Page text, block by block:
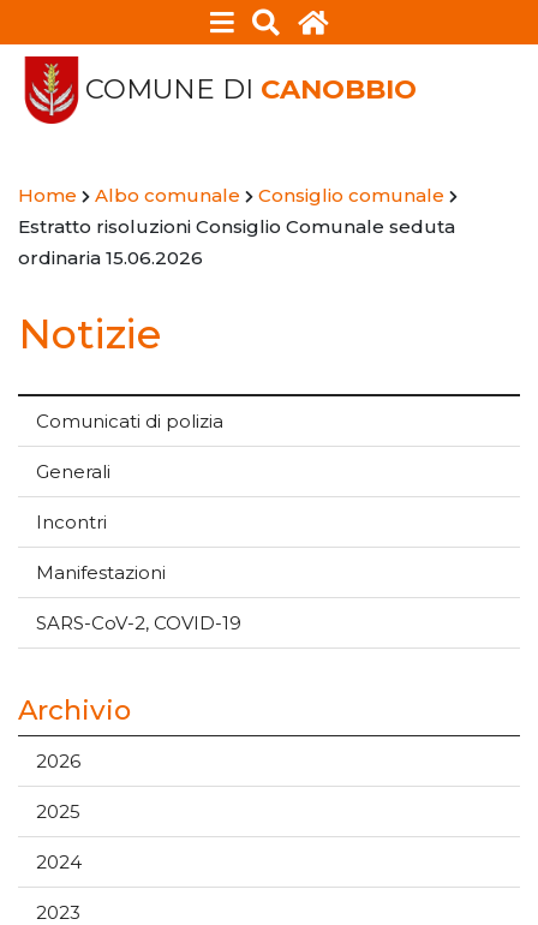
COMUNE DI CANOBBIO
Home Albo comunale
Consiglio comunale
Estratto risoluzioni Consiglio Comunale seduta
ordinaria 15.06.2026
Notizie
Comunicati di polizia
Generali
Incontri
Manifestazioni
SARS-CoV-2, COVID-19
Archivio
2026
2025
2024
2023